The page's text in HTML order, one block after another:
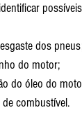
dos
do motor;
do óleo do
combustível.